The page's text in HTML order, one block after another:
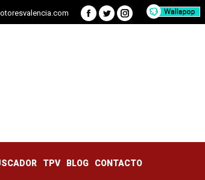
Facebook
TwitterInstagram
TPV BLOG CONTACTO
BUSCADOR TPV BLOG CONTACTO